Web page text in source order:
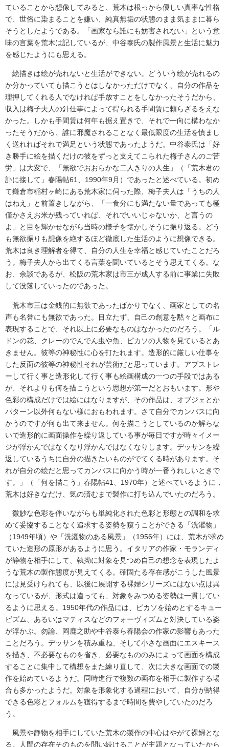
ていることから想像してみると、荒木は根っから優しい真率な性格
で、世俗に染まることを嫌い、純真無垢の状態のまま気ままに暮ら
そうとしたようである。「画家なら誰にも妨害されない」という意
味の言葉を荒木は記しているが、中谷泰氏の製作風景と生活に魅力
を感じたようにも思える。
絵描きは絵が売れないと生活ができない。どういう絵が売れるの
か分かっていても描こうとはしなかっただけでなく、自分の作品を
理押してくれる人でなければ手放すことをしなかったそうだから、
収入は梅子夫人の針仕事によって得られる手間賃に頼らざるをえな
かった。しかも手間賃は何年も据え置きで、それで一向に構わなか
ったそうだから、誰に邪魔されることなく最低限度の生活を慎まし
く送れればそれで満足という状態であったようだ。中谷泰氏は「好
き勝手に絵を描くだけの彼をずっと支えてこられた梅子さんのご苦
労」は大変で、「無欲でおおらかな二人きりの人生」（「荒木君の
訃に接して」春陽帖61、1990年9月）であったと述べている。初め
て鎌倉市稲村ヶ崎にある荒木家に伺った際、梅子夫人は「うちの人
はねえ」と前置きしながら、「一食分にも満たない量であっても極
僅かさえお米が残っていれば、それでいいじゃないか、と言うの
よ」と目を輝かせながら当時の様子を懐かしそうに振り返る。どう
も無欲振りも想像を絶するほど徹底した生活のように想像できる。
荒木は良き理解者を得て、自分の人生を幸福と感じていたことだろ
う。梅子夫人から出てくる言葉を聞いているとそう思えてくる。な
お、余談であるが、松阪の荒木家は市三が成人する前に事業に失敗
して没落していったのであった。
荒木市三は金銭的に無欲であったばかりでなく、画家としての名
声も名誉にも無欲であった。目立たず、自己の創意を黙々と画布に
表現することで、それ以上に必要なものはなかったのだろう。「ル
ドンの花、クレーのでんでん虫や魚、ピカソの人物を見ているとあ
きません。彼等の神秘性に心を打たれます。造形的に厳しい仕事を
した反面の彼等の神秘性それが芸術だと思っています。アブストレ
ーして行く事と造形化して行く事も絵画構成の一つの手段ではある
が、それよりも何を描こうという思想が第一だとおもいます。形や
色彩の構成だけでは絵にはなりますが、その作品は、オブジェとか
パターン以外何もない様におもわれます。さて自分でカンバスに向
かうのですが何も出て来ません。何を描こうとしているのか解らな
いで造形的に画面操作を繰り返している事が毎日ですが時々イメー
ジが浮かんではなくなり浮かんではなくなりします。デッサンを繰
返しているうちに自分の描きたいものがでてくる時があります。そ
れが自分の絵だと思ってカンバスに向かう時が一番うれしいときで
す。」（「何を描こう」春陽帖41、1970年）と述べているように，
荒木は好きなだけ、気の済むまで製作に打ち込んでいたのだろう。
微妙な色彩を伴いながらも単純化された色彩と形態との調和を求
めて妥協することなく追求する姿勢を窺うことができる「洗濯物」
（1949年頃）や「洗濯物のある風景」（1956年）には、荒木が求め
ていた造形の原形があるように思う。イタリアの作家・モランディ
が静物を相手にして、執拗に対象を見つめ自己の想念を表現したよ
うな荒木の製作態度が見えてくる。確固たる存在感がこうした風景
には見受けられても、以後に展開する裸婦シリーズにはない点は異
なっているが、形式は違っても、対象をみつめる姿勢は一貫してい
るように思える。1950年代の作品には、ピカソを始めとするキュー
ビズム、あるいはマティスなどのフォーヴィズムと対決している姿
が浮かぶ。勿論、岡鹿之助や中谷泰ら春陽会の作家の影響もあった
ことだろう。デッサンを積み重ね、そして小さな画面にエスキース
を描き、不必要なものを省き、必要なもののみによって画面を構成
することに集中して構想をまた練り直して、次に大きな画面での製
作を始めているようだ。同時進行で複数の画布を相手に製作する場
合も多かったようだ。対象を形象化する過程において、自分が納得
できる色彩とフォルムを獲得するまで時間を費やしていたのだろ
う。
風景や静物を相手にしていた荒木の製作の中心はやがて裸婦とな
る。人間の存在そのものを問い続けることが主題となっていたから